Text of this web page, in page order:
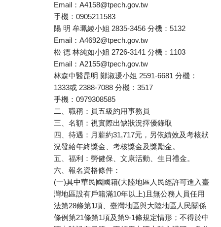
Email：A4158@tpech.gov.tw
手機：0905211583
陽 明 牟珮綾小姐 2835-3456 分機：5132
Email：A4692@tpech.gov.tw
松 德 林純如小姐 2726-3141 分機：1103
Email：A2155@tpech.gov.tw
林森中醫昆明 鄭淑瑗小姐 2591-6681 分機：
1333或 2388-7088 分機：3517
手機：0979308585
二、職稱：員五級約用事務員
三、名額：視實際出缺狀況擇優錄取
四、待遇：月薪約31,717元，另依績效及考核狀
況發給年終獎金、考核獎金及獎勵金。
五、福利：勞健保、文康活動、生日禮金。
六、報名資格條件：
(一)具中華民國國籍(大陸地區人民經許可進入臺
灣地區設有戶籍滿10年以上)且無公務人員任用
法第28條第1項、臺灣地區與大陸地區人民關係
條例第21條第1項及第9-1條規定情形；不得於中